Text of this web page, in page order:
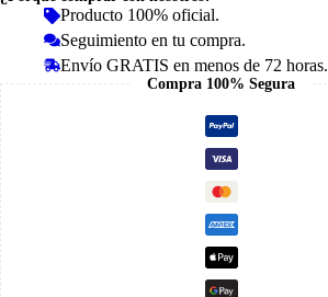
Producto 100% oficial.
Seguimiento en tu compra.
Envío GRATIS en menos de 72 horas.
Compra 100% Segura